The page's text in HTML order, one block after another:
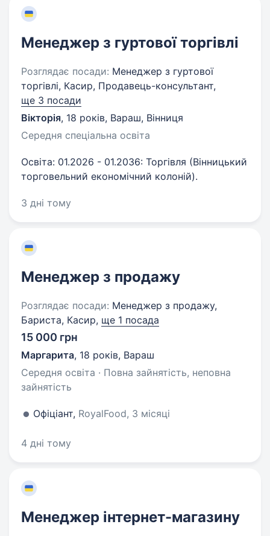
Менеджер з гуртової торгівлі
Розглядає посади: Менеджер з гуртової
торгівлі, Касир, Продавець-консультант,
ще 3 посади
Вікторія, 18 років, Вараш, Вінниця
Середня спеціальна освіта
Освіта: 01.2026 - 01.2036: Торгівля (Вінницький
торговельний економічний колоній).
3 дні тому
Менеджер з продажу
Розглядає посади: Менеджер з продажу,
Бариста, Касир, ще 1 посада
15 000 грн
Маргарита, 18 років, Вараш
Середня освіта · Повна зайнятість, неповна
зайнятість
Офіціант, RoyalFood, 3 місяці
4 дні тому
Менеджер інтернет-магазину